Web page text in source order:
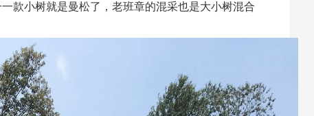
款小树就是曼松了，老班章的混采也是大小树混合